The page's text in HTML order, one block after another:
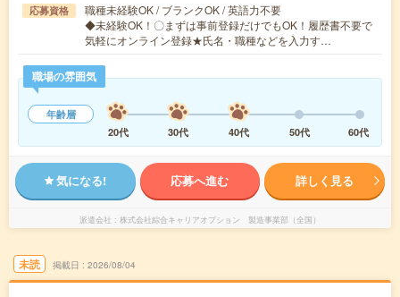
応募資格
職種未経験OK / ブランクOK / 英語力不要
◆未経験OK！〇まずは事前登録だけでもOK！履歴書不要で
気軽にオンライン登録★氏名・職種などを入力す…
職場の雰囲気
年齢層
20代
30代 40代 50代 60代
気になる! 応募へ進む 詳しく見る
派遣会社 株式会社綜合キャリアオプション 製造事業部（全国）
未読 掲載日 2026/08/04